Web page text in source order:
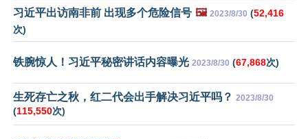
习近平出访南非前 出现多个危险信号 🖼️ 2023/8/30 (52,416
次)
铁腕惊人！习近平秘密讲话内容曝光 2023/8/30 (67,868次)
生死存亡之秋，红二代会出手解决习近平吗？ 2023/8/30
(115,550次)